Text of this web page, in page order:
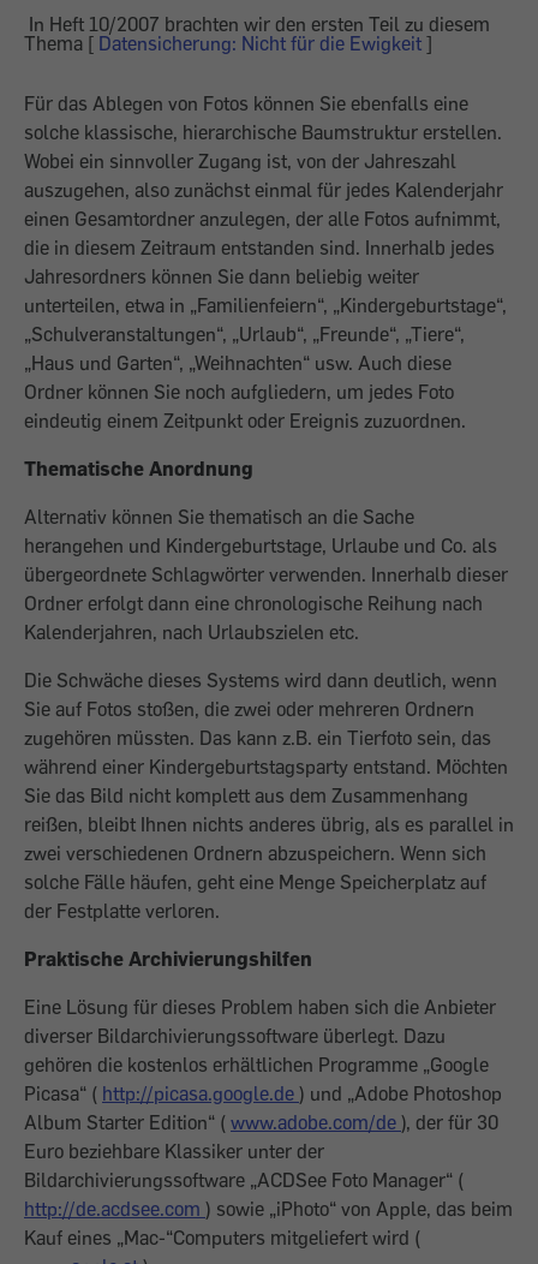
In Heft 10/2007 brachten wir den ersten Teil zu diesem
Thema [ Datensicherung: Nicht für die Ewigkeit ]
Für das Ablegen von Fotos können Sie ebenfalls eine
solche klassische, hierarchische Baumstruktur erstellen.
Wobei ein sinnvoller Zugang ist, von der Jahreszahl
auszugehen, also zunächst einmal für jedes Kalenderjahr
einen Gesamtordner anzulegen, der alle Fotos aufnimmt,
die in diesem Zeitraum entstanden sind. Innerhalb jedes
Jahresordners können Sie dann beliebig weiter
unterteilen, etwa in „Familienfeiern“, „Kindergeburtstage“,
„Schulveranstaltungen“, „Urlaub“, „Freunde“, „Tiere“,
„Haus und Garten“, „Weihnachten“ usw. Auch diese
Ordner können Sie noch aufgliedern, um jedes Foto
eindeutig einem Zeitpunkt oder Ereignis zuzuordnen.
Thematische Anordnung
Alternativ können Sie thematisch an die Sache
herangehen und Kindergeburtstage, Urlaube und Co. als
übergeordnete Schlagwörter verwenden. Innerhalb dieser
Ordner erfolgt dann eine chronologische Reihung nach
Kalenderjahren, nach Urlaubszielen etc.
Die Schwäche dieses Systems wird dann deutlich, wenn
Sie auf Fotos stoßen, die zwei oder mehreren Ordnern
zugehören müssten. Das kann z.B. ein Tierfoto sein, das
während einer Kindergeburtstagsparty entstand. Möchten
Sie das Bild nicht komplett aus dem Zusammenhang
reißen, bleibt Ihnen nichts anderes übrig, als es parallel in
zwei verschiedenen Ordnern abzuspeichern. Wenn sich
solche Fälle häufen, geht eine Menge Speicherplatz auf
der Festplatte verloren.
Praktische Archivierungshilfen
Eine Lösung für dieses Problem haben sich die Anbieter
diverser Bildarchivierungssoftware überlegt. Dazu
gehören die kostenlos erhältlichen Programme „Google
Picasa“ ( http://picasa.google.de ) und „Adobe Photoshop
Album Starter Edition“ ( www.adobe.com/de ), der für 30
Euro beziehbare Klassiker unter der
Bildarchivierungssoftware „ACDSee Foto Manager“ (
http://de.acdsee.com ) sowie „iPhoto“ von Apple, das beim
Kauf eines „Mac-“Computers mitgeliefert wird (